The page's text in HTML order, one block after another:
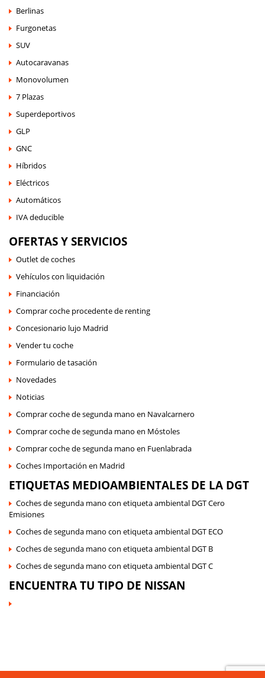
Berlinas
Furgonetas
SUV
Autocaravanas
Monovolumen
7 Plazas
Superdeportivos
GLP
GNC
Híbridos
Eléctricos
Automáticos
IVA deducible
OFERTAS Y SERVICIOS
Outlet de coches
Vehículos con liquidación
Financiación
Comprar coche procedente de renting
Concesionario lujo Madrid
Vender tu coche
Formulario de tasación
Novedades
Noticias
Comprar coche de segunda mano en Navalcarnero
Comprar coche de segunda mano en Móstoles
Comprar coche de segunda mano en Fuenlabrada
Coches Importación en Madrid
ETIQUETAS MEDIOAMBIENTALES DE LA DGT
Coches de segunda mano con etiqueta ambiental DGT Cero
Emisiones
Coches de segunda mano con etiqueta ambiental DGT ECO
Coches de segunda mano con etiqueta ambiental DGT B
Coches de segunda mano con etiqueta ambiental DGT C
ENCUENTRA TU TIPO DE NISSAN